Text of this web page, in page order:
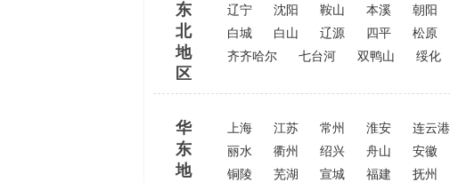
东
北
地
区
辽宁 沈阳 鞍山 本溪 朝阳
白城
白山 辽源 四平 松原
齐齐哈尔
七台河 双鸭山 绥化
华
东
地
上海 江苏 常州 淮安 连云港
丽水
衢州 绍兴 舟山 安徽
铜陵
芜湖 宣城 福建 抚州